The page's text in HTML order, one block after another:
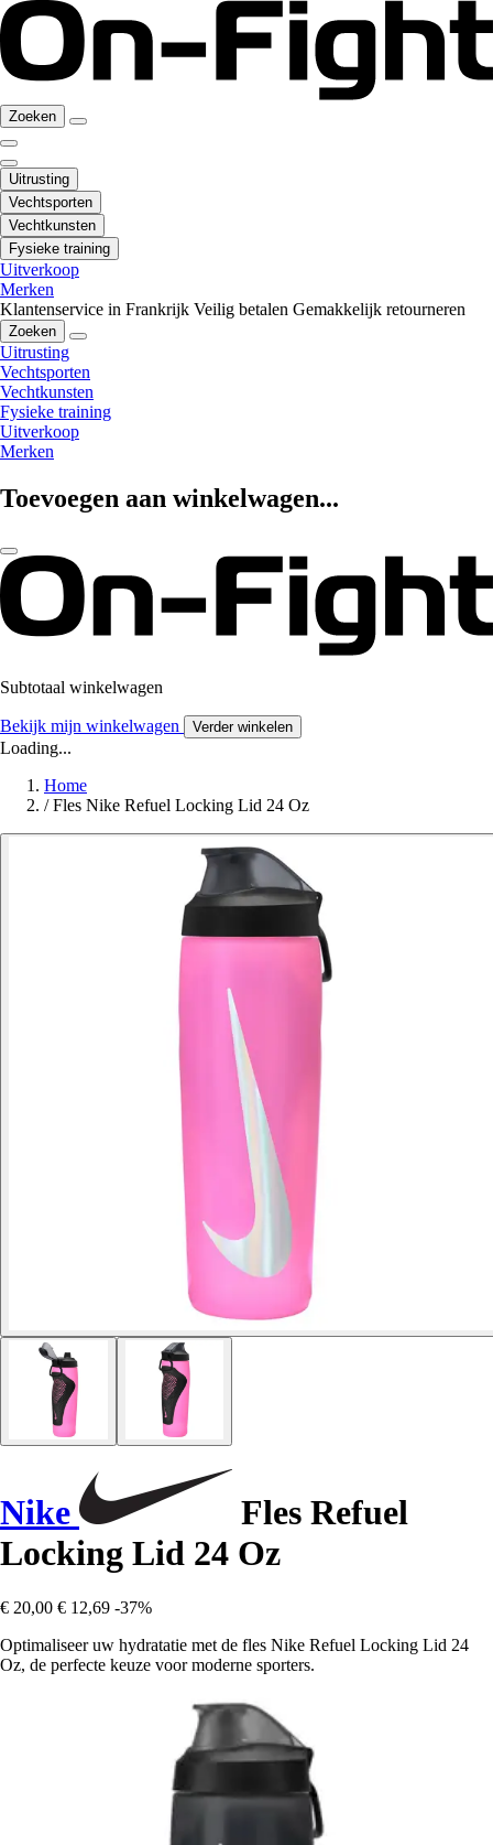
Zoeken
Uitrusting
Vechtsporten
Vechtkunsten
Fysieke training
Uitverkoop
Merken
Klantenservice in Frankrijk Veilig betalen Gemakkelijk retourneren
Zoeken
Uitrusting
Vechtsporten
Vechtkunsten
Fysieke training
Uitverkoop
Merken
Toevoegen aan winkelwagen...
Subtotaal winkelwagen
Bekijk mijn winkelwagen Verder winkelen
Loading...
Home
/ Fles Nike Refuel Locking Lid 24 Oz
Nike
Fles Refuel
Locking Lid 24 Oz
€ 20,00 € 12,69 -37%
Optimaliseer uw hydratatie met de fles Nike Refuel Locking Lid 24
Oz, de perfecte keuze voor moderne sporters.